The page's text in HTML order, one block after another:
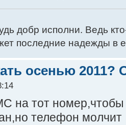
добр исполни. Ведь
последние надежды в
осенью 2011?
на тот номер,чтобы
телефон молчит